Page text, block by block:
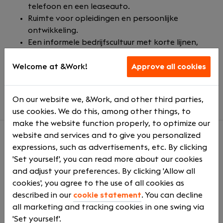
telefoon en een leaseauto.
Ruimte voor opleidingen en persoonlijke
ontwikkeling.
Een informele bedrijfscultuur met korte lijnen,
belangrijk is zoals gezamenlijke lunches,
bedrijfsborrels en een actieve
About us
Wij zijn een modern familiebedrijf in de bouw, inmiddels
de vierde generatie, met vestigingen in Katwijk en
Gorinchem. Onze kernwaarden zijn Samen,
Betrouwbaar, Vernieuwend en Plezier. We hechten veel
waarde aan een open cultuur en korte
Welcome at &Work! Approve all cookies
On our website we, &Work, and other third parties,
use cookies. We do this, among other things, to
make the website function properly, to optimize our
website and services and to give you personalized
expressions, such as advertisements, etc. By clicking
'Set yourself', you can read more about our cookies
and adjust your preferences. By clicking 'Allow all
cookies', you agree to the use of all cookies as
described in our cookie statement. You can decline
all marketing and tracking cookies in one swing via
'Set yourself'.